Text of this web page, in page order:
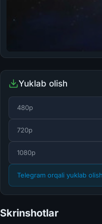
Yuklab olish
480p
720p
1080p
Telegram orqali yuklab
Skrinshotlar